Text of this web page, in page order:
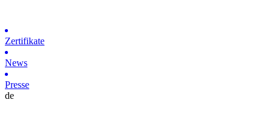
Zertifikate
News
Presse
de